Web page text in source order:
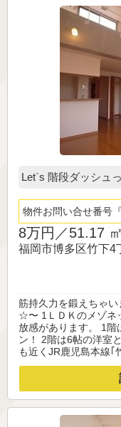
Let`s 階段ダッシュ
物件お問い合せ番号
8万円／51.17 ㎡
福岡市博多区竹下4
筋持久力を鍛えちゃ
☆〜 1ＬＤＫのメゾネ
放感があります。 1階
ン！ 2階は6帖の洋室
も近くJR鹿児島本線｢